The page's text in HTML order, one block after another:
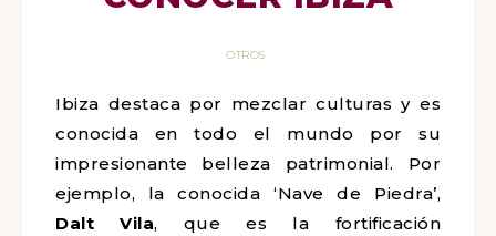
OTROS
Ibiza destaca por mezclar culturas y es
conocida en todo el mundo por su
impresionante belleza patrimonial. Por
ejemplo, la conocida ‘Nave de Piedra’,
Dalt Vila, que es la fortificación